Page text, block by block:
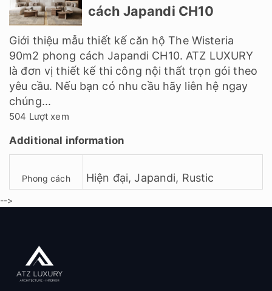
cách Japandi CH10
Giới thiệu mẫu thiết kế căn hộ The Wisteria
90m2 phong cách Japandi CH10. ATZ LUXURY
là đơn vị thiết kế thi công nội thất trọn gói theo
yêu cầu. Nếu bạn có nhu cầu hãy liên hệ ngay
chúng...
504 Lượt xem
Additional information
Phong cách Hiện đại,Japandi, Rustic
-->